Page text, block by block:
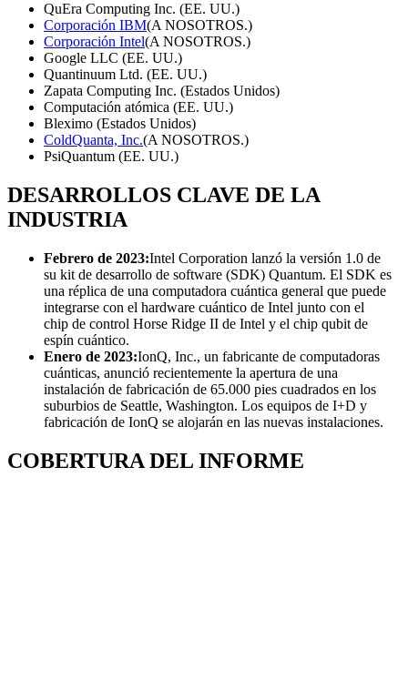
QuEra Computing Inc. (EE. UU.)
Corporación IBM(A NOSOTROS.)
Corporación Intel(A NOSOTROS.)
Google LLC (EE. UU.)
Quantinuum Ltd. (EE. UU.)
Zapata Computing Inc. (Estados Unidos)
Computación atómica (EE. UU.)
Bleximo (Estados Unidos)
ColdQuanta, Inc.(A NOSOTROS.)
PsiQuantum (EE. UU.)
DESARROLLOS CLAVE DE LA
INDUSTRIA
Febrero de 2023:Intel Corporation lanzó la versión 1.0 de
su kit de desarrollo de software (SDK) Quantum. El SDK es
una réplica de una computadora cuántica general que puede
integrarse con el hardware cuántico de Intel junto con el
chip de control Horse Ridge II de Intel y el chip qubit de
espín cuántico.
Enero de 2023:IonQ, Inc., un fabricante de computadoras
cuánticas, anunció recientemente la apertura de una
instalación de fabricación de 65.000 pies cuadrados en los
suburbios de Seattle, Washington. Los equipos de I+D y
fabricación de IonQ se alojarán en las nuevas instalaciones.
COBERTURA DEL INFORME